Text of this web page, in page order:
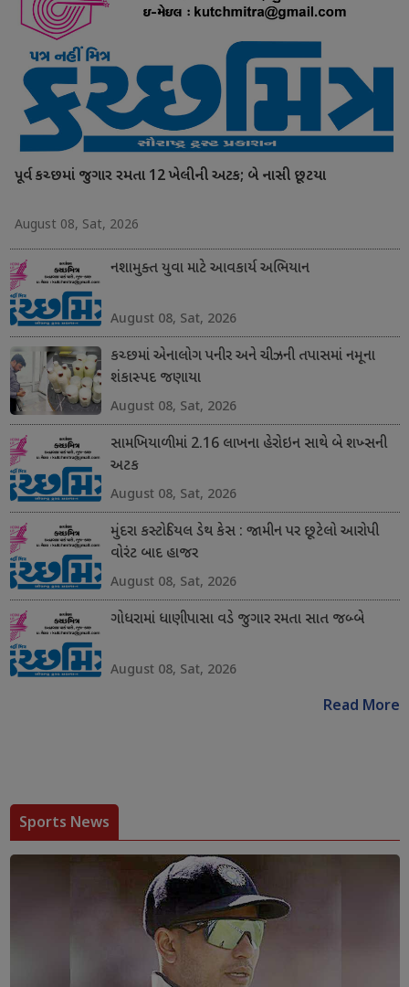
પૂર્વ કચ્છમાં જુગાર રમતા 12 ખેલીની અટક; બે નાસી છૂટયા
August 08, Sat, 2026
નશામુક્ત યુવા માટે આવકાર્ય અભિયાન
August 08, Sat, 2026
કચ્છમાં એનાલોગ પનીર અને ચીઝની તપાસમાં નમૂના
શંકાસ્પદ જણાયા
August 08, Sat, 2026
સામખિયાળીમાં 2.16 લાખના હેરોઇન સાથે બે શખ્સની
અટક
August 08, Sat, 2026
મુંદરા કસ્ટોડિયલ ડેથ કેસ : જામીન પર છૂટેલો આરોપી
વોરંટ બાદ હાજર
August 08, Sat, 2026
ગોધરામાં ધાણીપાસા વડે જુગાર રમતા સાત જબ્બે
August 08, Sat, 2026
Read More
Sports News